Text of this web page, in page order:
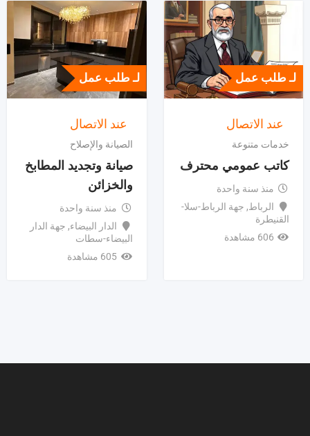
لـ طلب عمل
عند الاتصال
خدمات متنوعة
كاتب عمومي محترف
منذ سنة واحدة
الرباط, جهة الرباط-سلا-
القنيطرة
606 مشاهدة
لـ طلب عمل
عند الاتصال
الصيانة والإصلاح
صيانة وتجديد المطابخ
والخزائن
منذ سنة واحدة
الدار البيضاء, جهة الدار
البيضاء-سطات
605 مشاهدة